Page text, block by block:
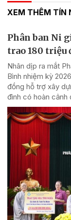
XEM THÊM TÍN
Phân ban Ni
trao 180
Nhân dịp ra mắt
Bình nhiệm kỳ
đồng hỗ trợ xây
đình có hoàn cảnh